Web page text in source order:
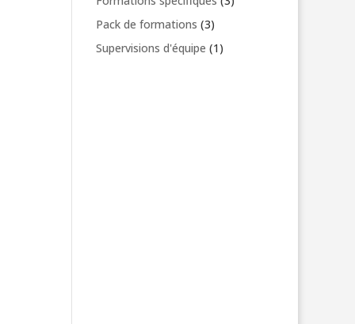
Pack de formations 33
produits
Supervisions d'équipe 1 1